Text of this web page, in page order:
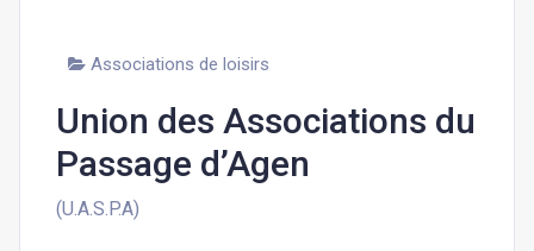
Associations de loisirs
Union des Associations du
Passage d’Agen
(U.A.S.P.A)